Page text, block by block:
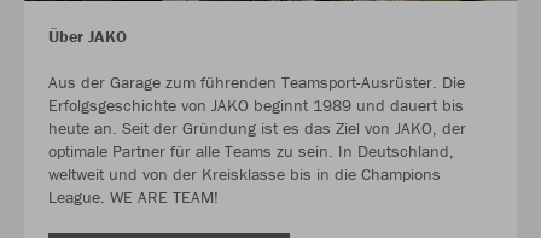
Über JAKO
Aus der Garage zum führenden Teamsport-Ausrüster. Die
Erfolgsgeschichte von JAKO beginnt 1989 und dauert bis
heute an. Seit der Gründung ist es das Ziel von JAKO, der
optimale Partner für alle Teams zu sein. In Deutschland,
weltweit und von der Kreisklasse bis in die Champions
League. WE ARE TEAM!